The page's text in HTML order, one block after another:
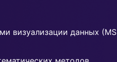
визуализации данных (MS